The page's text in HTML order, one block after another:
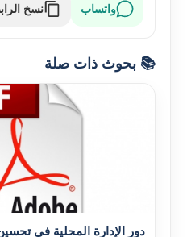
واتساب نسخ
📚 بحوث ذات صلة
دور الإدارة المحلية في